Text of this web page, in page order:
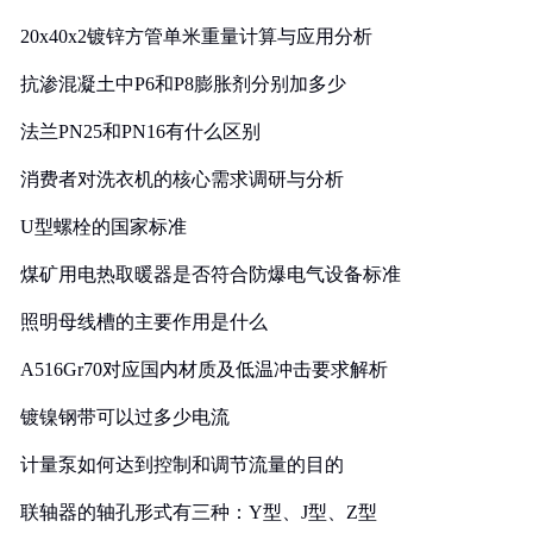
20x40x2镀锌方管单米重量计算与应用分析
抗渗混凝土中P6和P8膨胀剂分别加多少
法兰PN25和PN16有什么区别
消费者对洗衣机的核心需求调研与分析
U型螺栓的国家标准
煤矿用电热取暖器是否符合防爆电气设备标准
照明母线槽的主要作用是什么
A516Gr70对应国内材质及低温冲击要求解析
镀镍钢带可以过多少电流
计量泵如何达到控制和调节流量的目的
联轴器的轴孔形式有三种：Y型、J型、Z型